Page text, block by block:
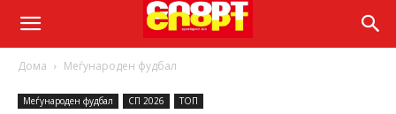
Дома Меѓународен фудбал
Меѓународен фудбал СП 2026 ТОП